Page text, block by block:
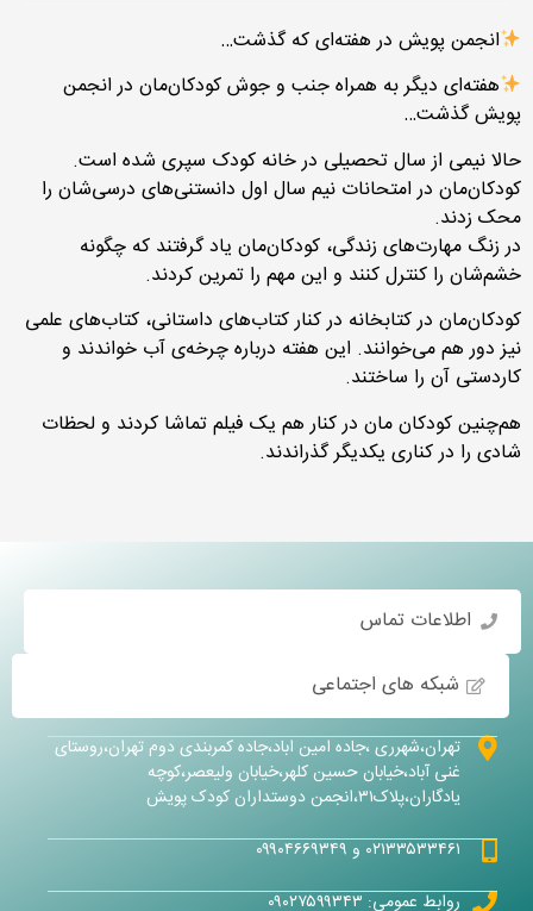
انجمن پویش در هفته‌ای که گذشت…
هفته‌ای دیگر به همراه جنب و جوش کودکان‌مان در انجمن
پویش گذشت…
حالا نیمی از سال تحصیلی در خانه کودک سپری شده است.
کودکان‌مان در امتحانات نیم سال اول دانستنی‌های درسی‌شان را
محک زدند.
در زنگ مهارت‌های زندگی، کودکان‌مان یاد گرفتند که چگونه
خشم‌شان را کنترل کنند و این مهم را تمرین کردند.
کودکان‌مان در کتابخانه در کنار کتاب‌های داستانی، کتاب‌های علمی
نیز دور هم می‌خوانند. این هفته درباره چرخه‌ی آب خواندند و
کاردستی آن را ساختند.
هم‌چنین کودکان مان در کنار هم یک فیلم تماشا کردند و لحظات
شادی را در کناری یکدیگر گذراندند.
اطلاعات تماس
شبکه های اجتماعی
تهران،شهرری ،جاده امین اباد،جاده کمربندی دوم تهران،روستای
غنی آباد،خیابان حسین کلهر،خیابان ولیعصر،کوچه
یادگاران،پلاک۳۱،انجمن دوستداران کودک پویش
۰۲۱۳۳۵۳۳۴۶۱ و ۰۹۹۰۴۶۶۹۳۴۹
روابط عمومی: ۰۹۰۲۷۵۹۹۳۴۳